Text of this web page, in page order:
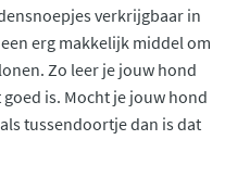
verkrijgbaar in
erg makkelijk middel om
Zo leer je jouw hond
is. Mocht je jouw hond
tussendoortje dan is dat